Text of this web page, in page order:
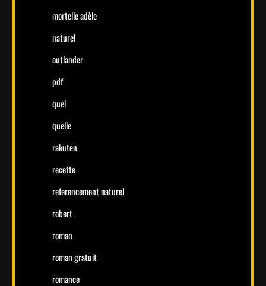
mortelle adèle
naturel
outlander
pdf
quel
quelle
rakuten
recette
referencement naturel
robert
roman
roman gratuit
romance